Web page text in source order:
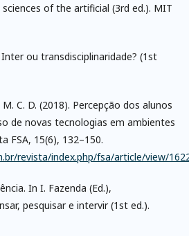
sciences of the artificial (3rd ed.). MIT
ou transdisciplinaridade? (1st
C. D. (2018). Percepção dos alunos
de novas tecnologias em ambientes
FSA, 15(6), 132–150.
revista/index.php/fsa/article/view/
In I. Fazenda (Ed.),
pesquisar e intervir (1st ed.).